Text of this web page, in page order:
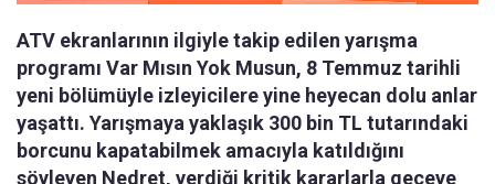
ATV ekranlarının ilgiyle takip edilen yarışma
programı Var Mısın Yok Musun, 8 Temmuz tarihli
yeni bölümüyle izleyicilere yine heyecan dolu anlar
yaşattı. Yarışmaya yaklaşık 300 bin TL tutarındaki
borcunu kapatabilmek amacıyla katıldığını
söyleyen Nedret, verdiği kritik kararlarla geceye